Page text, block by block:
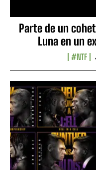
Parte de un
Luna en un
#NTF